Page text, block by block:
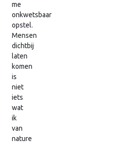
me
onkwetsbaar
opstel.
Mensen
dichtbij
laten
komen
is
niet
iets
wat
ik
van
nature